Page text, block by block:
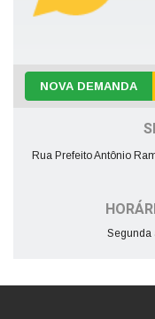
NOVA DEMANDA
Rua Prefeito Antônio
Segunda